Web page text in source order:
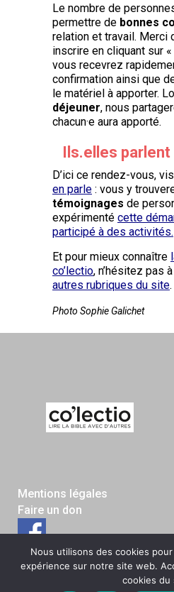
Le nombre de
permettre de bonnes
relation et travail. Merci
inscrire en cliquant sur «
vous recevrez
confirmation ainsi que
le matériel à apporter.
déjeuner, nous
chacun·e aura apporté.
Ils.elles parlent
D’ici ce rendez-vous,
en parle : vous y
témoignages de
expérimenté cette
participé à des activités.
Et pour mieux connaître
co’lectio, n’hésitez pas
autres rubriques du site.
Photo Sophie Galichet
Mentions légales
Faire un don
Nous utilisons des cookies
expérience sur notre site web.
cookies du